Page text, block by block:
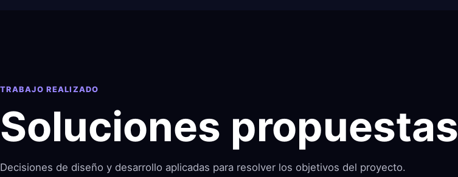
TRABAJO REALIZADO
Soluciones propuestas
Decisiones de diseño y desarrollo aplicadas para resolver los objetivos del proyecto.